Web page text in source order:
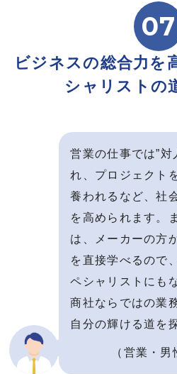
07
ビジネスの総合力を
シャリストの
営業の仕事では”対
れ、プロジェクト
養われるなど、社
を⾼められます。
は、メーカーの⽅
を直接学べるので
ペシャリストにも
商社ならではの業
⾃分の輝ける道を
（営業・